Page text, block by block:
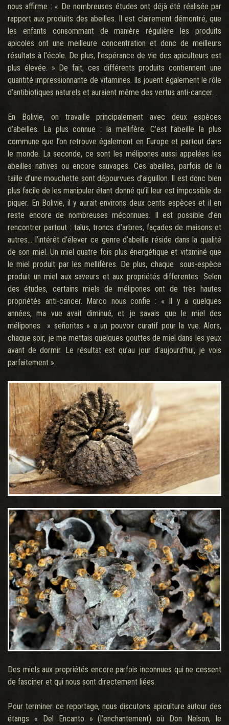
nous affirme : « De nombreuses études ont déjà été réalisée par
rapport aux produits des abeilles. Il est clairement démontré, que
les enfants consommant de manière régulière les produits
apicoles ont une meilleure concentration et donc de meilleurs
résultats à l’école. De plus, l’espérance de vie des apiculteurs est
plus élevée. » De fait, ces différents produits contiennent une
quantité impressionnante de vitamines. Ils jouent également le rôle
d’antibiotiques naturels et auraient même des vertus anti-cancer.
En Bolivie, on travaille principalement avec deux espèces
d’abeilles. La plus connue : la mellifère. C’est l’abeille la plus
commune que l’on retrouve également en Europe et partout dans
le monde. La seconde, ce sont les mélipones aussi appelées les
abeilles natives ou encore sauvages. Ces abeilles, parfois de la
taille d’une mouchette sont dépourvues d’aiguillon. Il est donc bien
plus facile de les manipuler étant donné qu’il leur est impossible de
piquer. En Bolivie, il y aurait environs deux cents espèces et il en
reste encore de nombreuses méconnues. Il est possible d’en
rencontrer partout : talus, troncs d’arbres, façades de maisons et
autres… l’intérêt d’élever ce genre d’abeille réside dans la qualité
de son miel. Un miel quatre fois plus énergétique et vitaminé que
le miel produit par les mellifères. De plus, chaque sous-espèce
produit un miel aux saveurs et aux propriétés differentes. Selon
des études, certains miels de mélipones ont de très hautes
propriétés anti-cancer. Marco nous confie : « Il y a quelques
années, ma vue avait diminué, et je savais que le miel des
mélipones » señoritas » a un pouvoir curatif pour la vue. Alors,
chaque soir, je me mettais quelques gouttes de miel dans les yeux
avant de dormir. Le résultat est qu’au jour d’aujourd’hui, je vois
parfaitement ».
Des miels aux propriétés encore parfois inconnues qui ne cessent
de fasciner et qui nous sont directement liées.
Pour terminer ce reportage, nous discutons apiculture autour des
étangs « Del Encanto » (l’enchantement) où Don Nelson, le